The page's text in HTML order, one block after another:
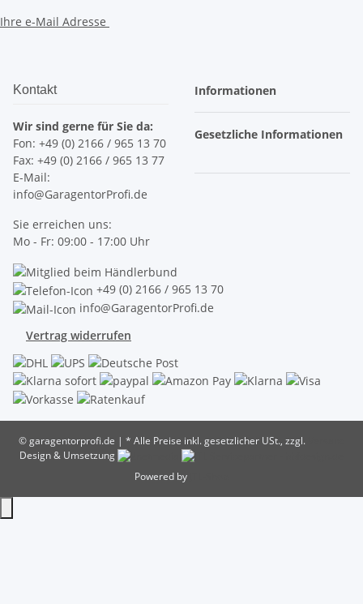
Ihre e-Mail Adresse
Kontakt
Wir sind gerne für Sie da:
Fon: +49 (0) 2166 / 965 13 70
Fax: +49 (0) 2166 / 965 13 77
E-Mail:
info@GaragentorProfi.de
Sie erreichen uns:
Mo - Fr: 09:00 - 17:00 Uhr
Informationen
Gesetzliche Informationen
+49 (0) 2166 / 965 13 70
info@GaragentorProfi.de
Vertrag widerrufen
© garagentorprofi.de | * Alle Preise inkl. gesetzlicher USt., zzgl.
Design & Umsetzung
Powered by